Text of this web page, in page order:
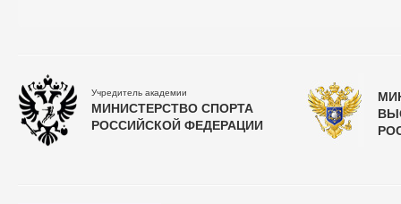
Учредитель академии
МИНИСТЕРСТВО СПОРТА
РОССИЙСКОЙ ФЕДЕРАЦИИ